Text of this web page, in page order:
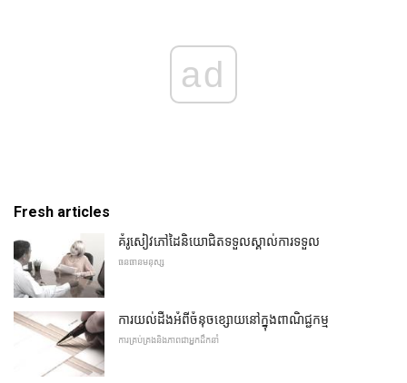
ad
Fresh articles
គំរូសៀវភៅដៃនិយោជិតទទួលស្គាល់ការទទួល
ធនធានមនុស្ស
ការយល់ដឹងអំពីចំនុចខ្សោយនៅក្នុងពាណិជ្ជកម្ម
ការគ្រប់គ្រងនិងភាពជាអ្នកដឹកនាំ